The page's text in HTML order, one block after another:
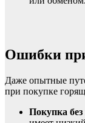
Ошибки
Даже опытные
при покупке
Покупка